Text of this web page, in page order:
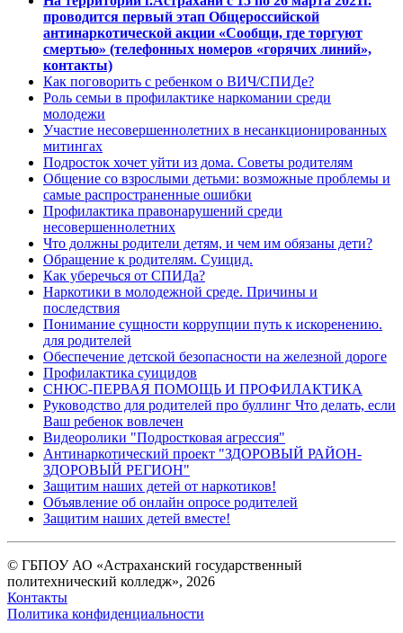
проводится первый этап Общероссийской
антинаркотической акции «Сообщи, где торгуют
смертью» (телефонных номеров «горячих линий»,
контакты)
Как поговорить с ребенком о ВИЧ/СПИДе?
Роль семьи в профилактике наркомании среди
молодежи
Участие несовершеннолетних в несанкционированных
митингах
Подросток хочет уйти из дома. Советы родителям
Общение со взрослыми детьми: возможные проблемы и
самые распространенные ошибки
Профилактика правонарушений среди
несовершеннолетних
Что должны родители детям, и чем им обязаны дети?
Обращение к родителям. Суицид.
Как уберечься от СПИДа?
Наркотики в молодежной среде. Причины и
последствия
Понимание сущности коррупции путь к искоренению.
для родителей
Обеспечение детской безопасности на железной дороге
Профилактика суицидов
СНЮС-ПЕРВАЯ ПОМОЩЬ И ПРОФИЛАКТИКА
Руководство для родителей про буллинг Что делать, если
Ваш ребенок вовлечен
Видеоролики "Подростковая агрессия"
Антинаркотический проект "ЗДОРОВЫЙ РАЙОН-
ЗДОРОВЫЙ РЕГИОН"
Защитим наших детей от наркотиков!
Объявление об онлайн опросе родителей
Защитим наших детей вместе!
© ГБПОУ АО «Астраханский государственный
политехнический колледж», 2026
Контакты
Политика конфиденциальности